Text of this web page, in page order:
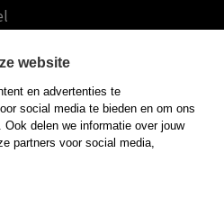
website
en advertenties te
social media te bieden en om ons
delen we informatie over jouw
partners voor social media,